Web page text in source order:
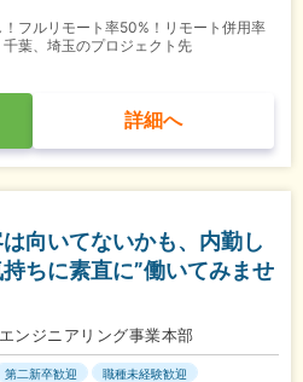
！フルリモート率50%！リモート併用率
葉、埼玉のプロジェクト先
詳細へ
は向いてないかも、内勤し
ちに素直に”働いてみませ
ンジニアリング事業本部
第二新卒歓迎
職種未経験歓迎